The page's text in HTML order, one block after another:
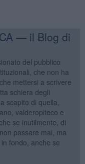
— il Blog di
del pubblico
che non ha
mettersi a scrivere
schiera degli
scapito di quella,
valderopiteco e
se inutilmente, di
passare mai, ma
fondo, anche se